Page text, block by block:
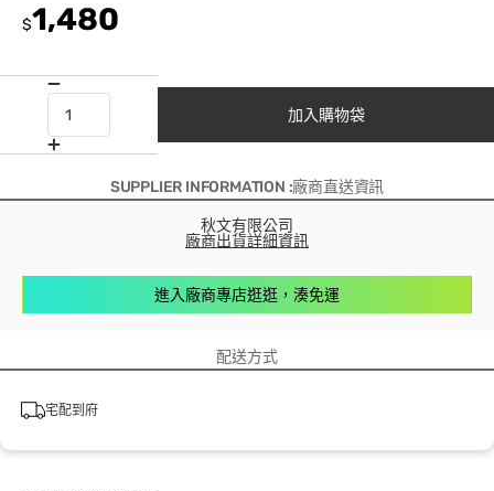
$1,480
加入購物袋
SUPPLIER INFORMATION :廠商直送資訊
秋文有限公司
廠商出貨詳細資訊
進入廠商專店逛逛，湊免運
配送方式
宅配到府